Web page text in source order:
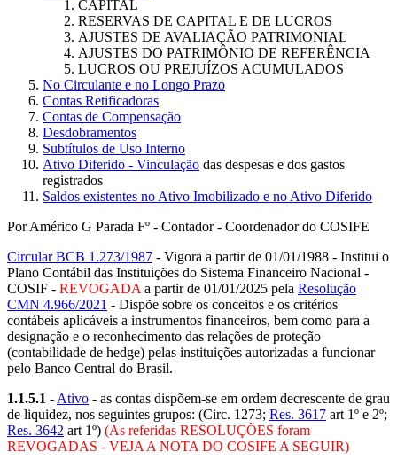
CAPITAL
RESERVAS DE CAPITAL E DE LUCROS
AJUSTES DE AVALIAÇÃO PATRIMONIAL
AJUSTES DO PATRIMÔNIO DE REFERÊNCIA
LUCROS OU PREJUÍZOS ACUMULADOS
No Circulante e no Longo Prazo
Contas Retificadoras
Contas de Compensação
Desdobramentos
Subtítulos de Uso Interno
Ativo Diferido - Vinculação das despesas e dos gastos
registrados
Saldos existentes no Ativo Imobilizado e no Ativo Diferido
Por Américo G Parada Fº - Contador - Coordenador do COSIFE
Circular BCB 1.273/1987 - Vigora a partir de 01/01/1988 - Institui o
Plano Contábil das Instituições do Sistema Financeiro Nacional -
COSIF - REVOGADA a partir de 01/01/2025 pela Resolução
CMN 4.966/2021 - Dispõe sobre os conceitos e os critérios
contábeis aplicáveis a instrumentos financeiros, bem como para a
designação e o reconhecimento das relações de proteção
(contabilidade de hedge) pelas instituições autorizadas a funcionar
pelo Banco Central do Brasil.
1.1.5.1 - Ativo - as contas dispõem-se em ordem decrescente de grau
de liquidez, nos seguintes grupos: (Circ. 1273; Res. 3617 art 1º e 2º;
Res. 3642 art 1º) (As referidas RESOLUÇÕES foram
REVOGADAS - VEJA A NOTA DO COSIFE A SEGUIR)